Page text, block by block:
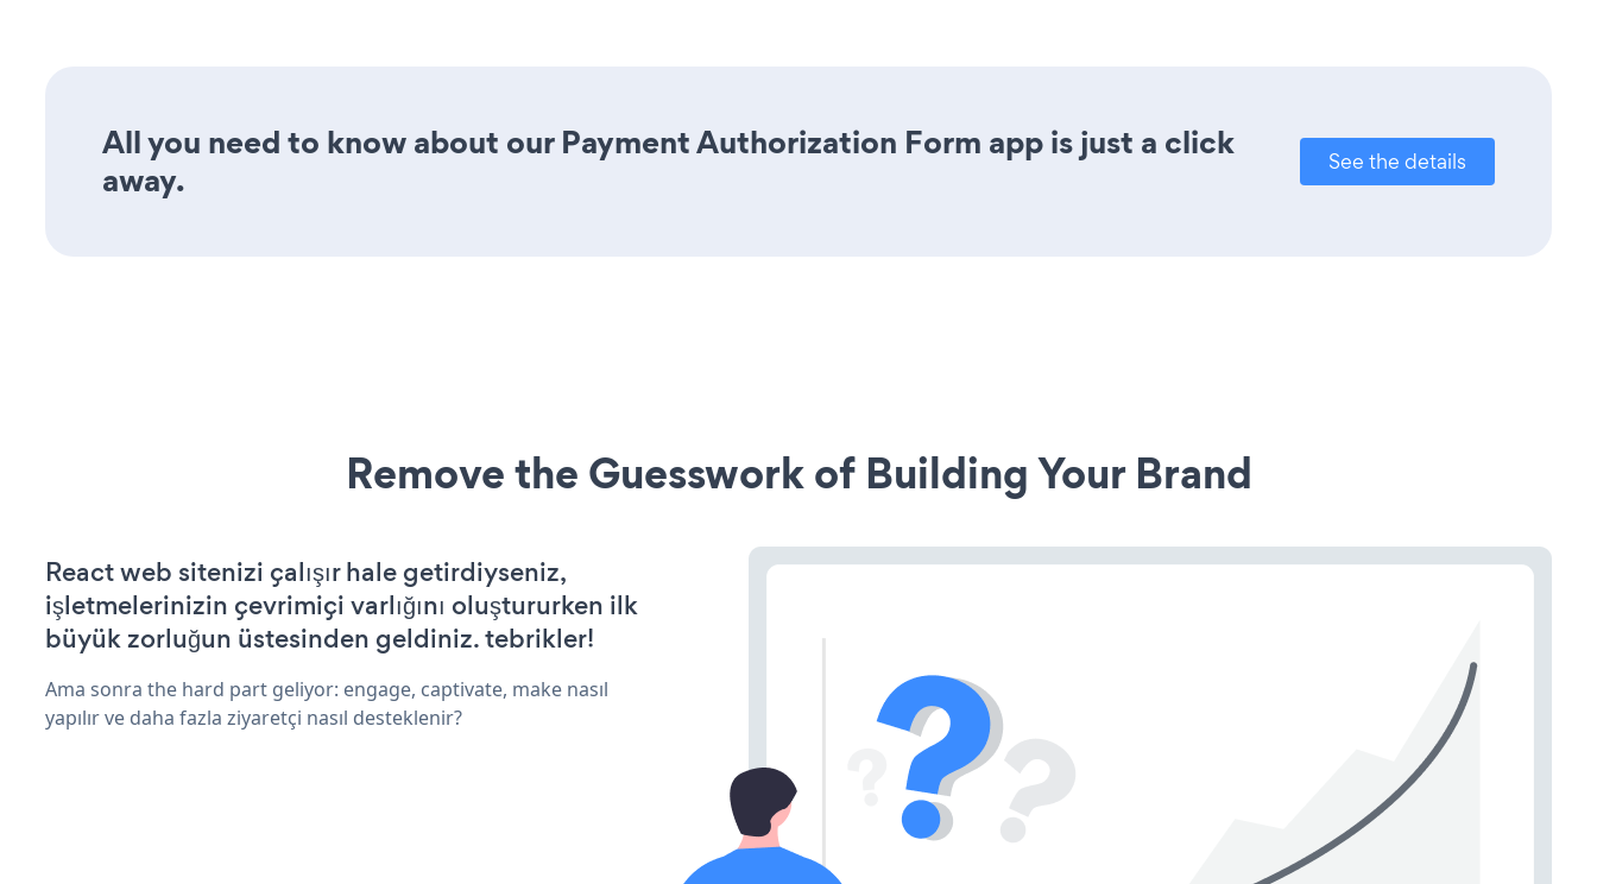
All you need to know about our Payment Authorization Form app is just a click
away.
See the details
Remove the Guesswork of Building Your Brand
React web sitenizi çalışır hale getirdiyseniz,
işletmelerinizin çevrimiçi varlığını oluştururken ilk
büyük zorluğun üstesinden geldiniz. tebrikler!
Ama sonra the hard part geliyor: engage, captivate, make nasıl
yapılır ve daha fazla ziyaretçi nasıl desteklenir?